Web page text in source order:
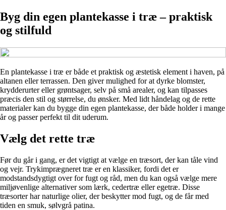
Byg din egen plantekasse i træ – praktisk
og stilfuld
En plantekasse i træ er både et praktisk og æstetisk element i haven, på
altanen eller terrassen. Den giver mulighed for at dyrke blomster,
krydderurter eller grøntsager, selv på små arealer, og kan tilpasses
præcis den stil og størrelse, du ønsker. Med lidt håndelag og de rette
materialer kan du bygge din egen plantekasse, der både holder i mange
år og passer perfekt til dit uderum.
Vælg det rette træ
Før du går i gang, er det vigtigt at vælge en træsort, der kan tåle vind
og vejr. Trykimprægneret træ er en klassiker, fordi det er
modstandsdygtigt over for fugt og råd, men du kan også vælge mere
miljøvenlige alternativer som lærk, cedertræ eller egetræ. Disse
træsorter har naturlige olier, der beskytter mod fugt, og de får med
tiden en smuk, sølvgrå patina.